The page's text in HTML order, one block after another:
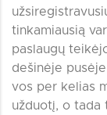
tinkamiausią
paslaugų
dešinėje
vos per kelias
užduotį, o tada